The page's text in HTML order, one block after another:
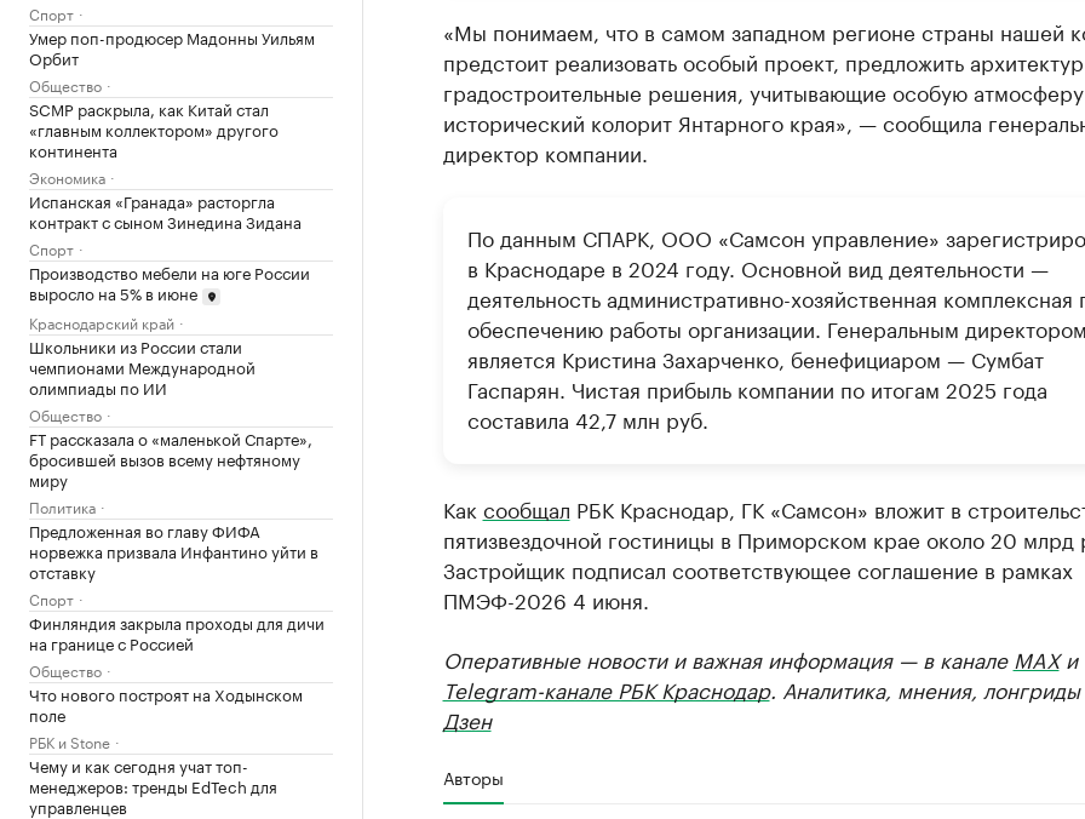
Спорт
Умер поп-продюсер Мадонны Уильям
Орбит
Общество
SCMP раскрыла, как Китай стал
«главным коллектором» другого
континента
Экономика
Испанская «Гранада» расторгла
контракт с сыном Зинедина Зидана
Спорт
Производство мебели на юге России
выросло на 5% в июне
Краснодарский край
Школьники из России стали
чемпионами Международной
олимпиады по ИИ
Общество
FT рассказала о «маленькой Спарте»,
бросившей вызов всему нефтяному
миру
Политика
Предложенная во главу ФИФА
норвежка призвала Инфантино уйти в
отставку
Спорт
Финляндия закрыла проходы для дичи
на границе с Россией
Общество
Что нового построят на Ходынском
поле
РБК и Stone
Чему и как сегодня учат топ-
менеджеров: тренды EdTech для
управленцев
«Мы понимаем, что в самом западном регионе страны нашей
предстоит реализовать особый проект, предложить
градостроительные решения, учитывающие особую
исторический колорит Янтарного края», — сообщила
директор компании.
По данным СПАРК, ООО «Самсон управление»
в Краснодаре в 2024 году. Основной вид деятельности —
деятельность административно-хозяйственная комплексная
обеспечению работы организации. Генеральным
является Кристина Захарченко, бенефициаром — Сумбат
Гаспарян. Чистая прибыль компании по итогам 2025 года
составила 42,7 млн руб.
Как сообщал РБК Краснодар, ГК «Самсон» вложит в
пятизвездочной гостиницы в Приморском крае около 20 млрд
Застройщик подписал соответствующее соглашение в рамках
ПМЭФ-2026 4 июня.
Оперативные новости и важная информация — в канале MAXи
Telegram-канале РБК Краснодар. Аналитика, мнения,
Дзен
Авторы